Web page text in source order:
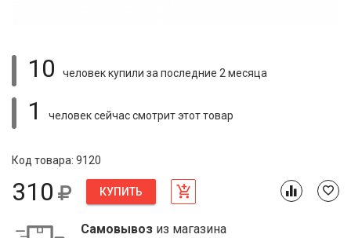
10 человек купили за последние 2 месяца
1 человек сейчас смотритэтот товар
Код товара: 9120
310 КУПИТЬ
Самовывоз из магазина